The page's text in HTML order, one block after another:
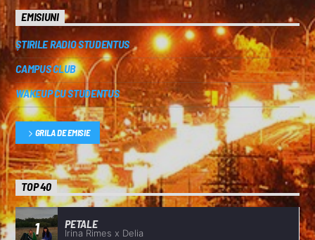
EMISIUNI
ȘTIRILE RADIO STUDENTUS
CAMPUS CLUB
WAKEUP CU STUDENTUS
GRILA DE EMISIE
TOP 40
1 PETALE
Irina Rimes x Delia